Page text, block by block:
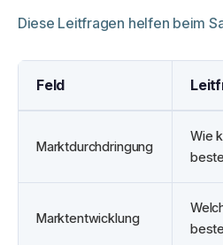
Diese Leitfragen helfen beim
Feld
Marktdurchdringung
Wie
Marktentwicklung